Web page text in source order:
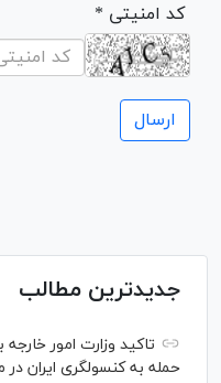
* کد امنیتی
جدیدترین مطالب
تاکید وزارت امور
حمله به کنسولگری ایران در